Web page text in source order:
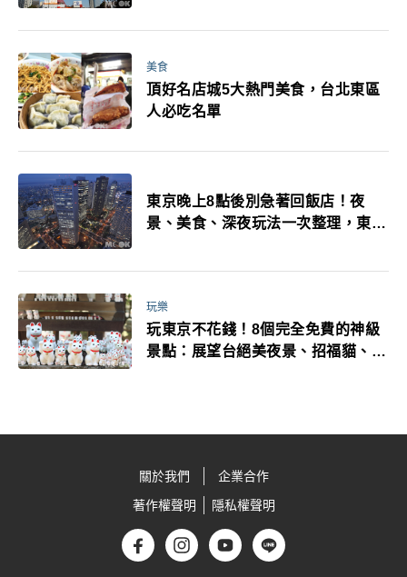
美食
頂好名店城5大熱門美食，台北東區
人必吃名單
東京晚上8點後別急著回飯店！夜
景、美食、深夜玩法一次整理，東京
玩樂
玩東京不花錢！8個完全免費的神級
景點：展望台絕美夜景、招福貓、皇
關於我們
企業合作
著作權聲明
隱私權聲明